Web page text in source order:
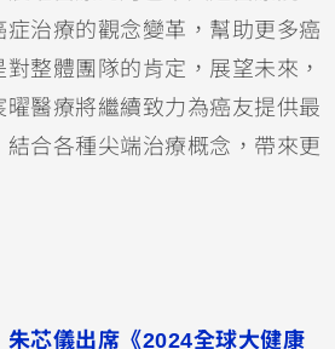
治療的觀念變革，幫助更多癌
整體團隊的肯定，展望未來，
曜醫療將繼續致力為癌友提供最
合各種尖端治療概念，帶來更
芯儀出席《2024全球大健康